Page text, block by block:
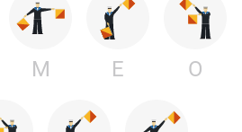
M E O